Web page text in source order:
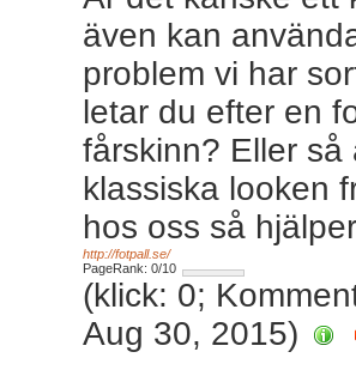
även kan
problem vi har
letar du efter en
fårskinn? Eller
klassiska looken
hos oss så
http://fotpall.se/
PageRank: 0/10
(klick: 0;
Aug 30, 2015)